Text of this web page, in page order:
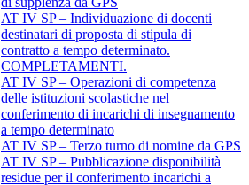
AT IV SP – Individuazione di docenti
destinatari di proposta di stipula di
contratto a tempo determinato.
COMPLETAMENTI.
AT IV SP – Operazioni di competenza
delle istituzioni scolastiche nel
conferimento di incarichi di insegnamento
a tempo determinato
AT IV SP – Terzo turno di nomine da GPS
AT IV SP – Pubblicazione disponibilità
residue per il conferimento incarichi a